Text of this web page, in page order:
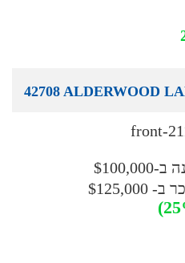
42708 ALDERWOOD